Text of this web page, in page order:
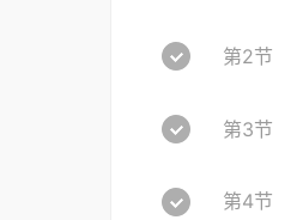
第2节
第3节
第4节